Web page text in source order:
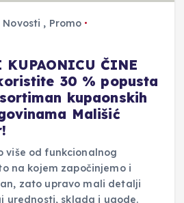
Novosti , Promo
ČINE
30 % popusta
kupaonskih
Mališić
više od funkcionalnog
na kojem započinjemo i
zato upravo mali detalji
urednosti, sklada i ugode.